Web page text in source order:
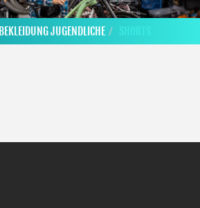
BEKLEIDUNG JUGENDLICHE SHORTS